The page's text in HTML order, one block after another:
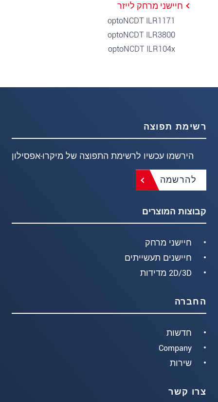
חיישני מרחק לייזר
optoNCDT ILR1171
optoNCDT ILR3800
optoNCDT ILR104x
רשימת תפוצה
הירשמו עכשיו לרשימת התפוצה של מיקרו-אפסילון
להרשמה
קבוצות המוצרים
חיישני מרחק
חיישנים תעשייתים
2D/3D מדידות
החברה
חדשות
Company
שירות
צרו קשר